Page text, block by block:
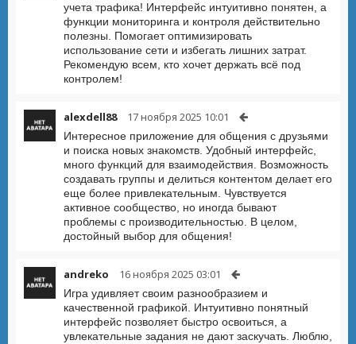
учета трафика! Интерфейс интуитивно понятен, а
функции мониторинга и контроля действительно
полезны. Помогает оптимизировать
использование сети и избегать лишних затрат.
Рекомендую всем, кто хочет держать всё под
контролем!
alexdell88 17 ноября 2025 10:01
Интересное приложение для общения с друзьями
и поиска новых знакомств. Удобный интерфейс,
много функций для взаимодействия. Возможность
создавать группы и делиться контентом делает его
еще более привлекательным. Чувствуется
активное сообщество, но иногда бывают
проблемы с производительностью. В целом,
достойный выбор для общения!
andreko 16 ноября 2025 03:01
Игра удивляет своим разнообразием и
качественной графикой. Интуитивно понятный
интерфейс позволяет быстро освоиться, а
увлекательные задания не дают заскучать. Люблю,